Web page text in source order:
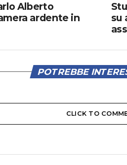
su
Alberto
ardente in
POTREBBE
CLICK TO